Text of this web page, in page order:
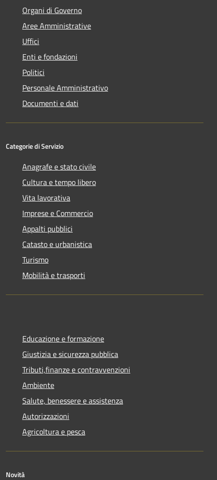
Organi di Governo
Aree Amministrative
Uffici
Enti e fondazioni
Politici
Personale Amministrativo
Documenti e dati
Categorie di Servizio
Anagrafe e stato civile
Cultura e tempo libero
Vita lavorativa
Imprese e Commercio
Appalti pubblici
Catasto e urbanistica
Turismo
Mobilità e trasporti
Educazione e formazione
Giustizia e sicurezza pubblica
Tributi,finanze e contravvenzioni
Ambiente
Salute, benessere e assistenza
Autorizzazioni
Agricoltura e pesca
Novità